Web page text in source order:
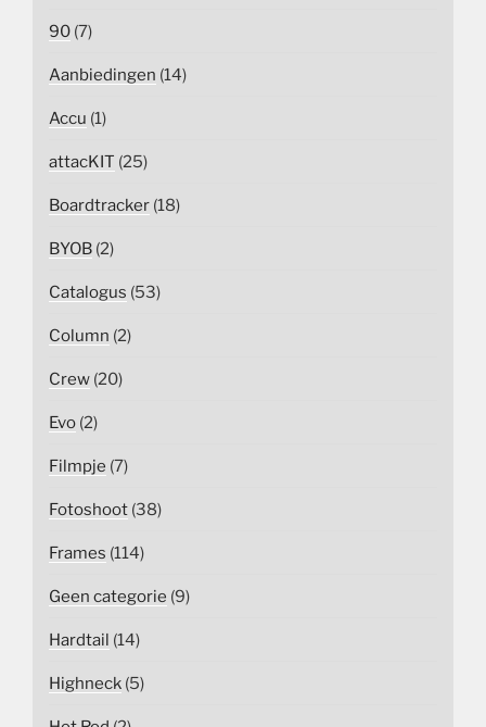
90 (7)
Aanbiedingen (14)
Accu (1)
attacKIT (25)
Boardtracker (18)
BYOB (2)
Catalogus (53)
Column (2)
Crew (20)
Evo (2)
Filmpje (7)
Fotoshoot (38)
Frames (114)
Geen categorie (9)
Hardtail (14)
Highneck (5)